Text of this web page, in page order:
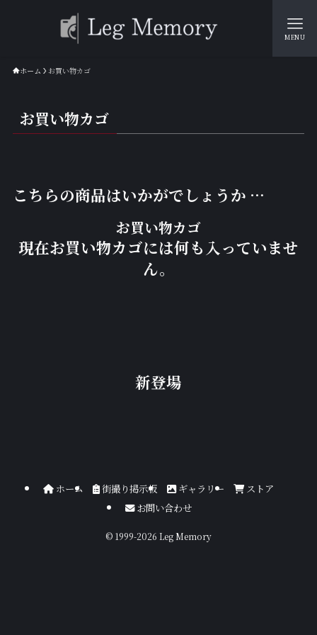
MENU
ホーム お買い物カゴ
お買い物カゴ
こちらの商品はいかがでしょうか …
お買い物カゴ
現在お買い物カゴには何も入っていませ
ん。
新登場
ホーム 街撮り掲示板 ギャラリー
ストア
お問い合わせ
© 1999-2026 Leg Memory